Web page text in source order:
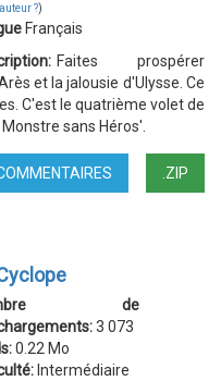
?)
Français
Faites prospérer
et la jalousie d'Ulysse. Ce
C'est le quatrième volet de
sans Héros'.
.ZIP
de
3 073
0.22 Mo
Intermédiaire